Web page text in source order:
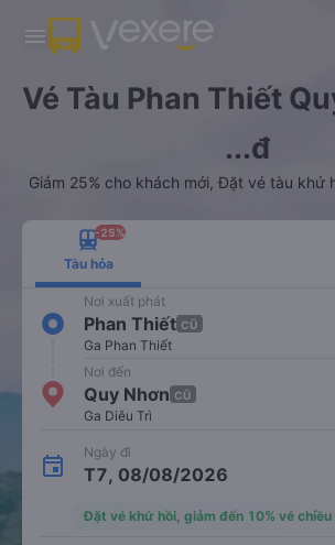
Tải app Vexere ngay!
Nhận ưu đãi thành viên độc
Tải app Vexere
-30k/ghế khi đặt vé máy bay
Vé Tàu Phan Thiết
...đ
Giảm 25% cho khách mới, Đặt vé tàu khứ
Tàu hỏa
-25%
Nơi xuất phát
Phan Thiết CŨ
Ga Phan Thiết
Nơi đến
Quy Nhơn CŨ
Ga Diêu Trì
Ngày đi
T7, 08/08/2026
Đặt vé khứ hồi, giảm đến 10% vé chiều